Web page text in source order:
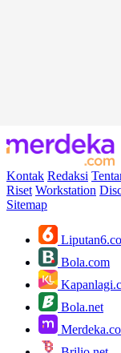
Kontak Redaksi
Riset Workstation
Sitemap
Bola.com
Bola.net